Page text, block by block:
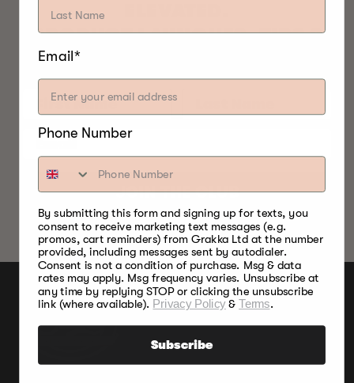
PRODUCT LAUNCHES. TIPS &
TRICKS. RECIPES. REWARDS.
JOIN THE CLUB
Email*
Phone Number
By submitting this form and signing up for texts, you
consent to receive marketing text messages (e.g.
promos, cart reminders) from Grakka Ltd at the number
provided, including messages sent by autodialer.
Consent is not a condition of purchase. Msg & data
rates may apply. Msg frequency varies. Unsubscribe at
any time by replying STOP or clicking the unsubscribe
link (where available). Privacy Policy&Terms.
Subscribe